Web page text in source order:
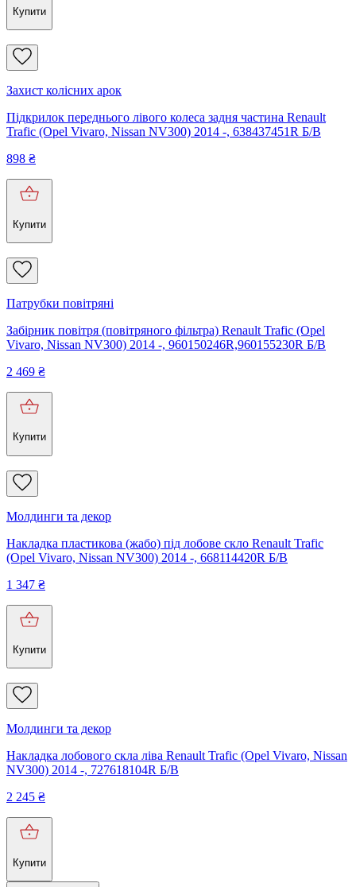
Купити
Захист колісних арок
Підкрилок переднього лівого колеса задня частина Renault
Trafic (Opel Vivaro, Nissan NV300) 2014 -, 638437451R Б/В
898 ₴
Купити
Патрубки повітряні
Забірник повітря (повітряного фільтра) Renault Trafic (Opel
Vivaro, Nissan NV300) 2014 -, 960150246R,960155230R Б/В
2 469 ₴
Купити
Молдинги та декор
Накладка пластикова (жабо) під лобове скло Renault Trafic
(Opel Vivaro, Nissan NV300) 2014 -, 668114420R Б/В
1 347 ₴
Купити
Молдинги та декор
Накладка лобового скла ліва Renault Trafic (Opel Vivaro, Nissan
NV300) 2014 -, 727618104R Б/В
2 245 ₴
Купити